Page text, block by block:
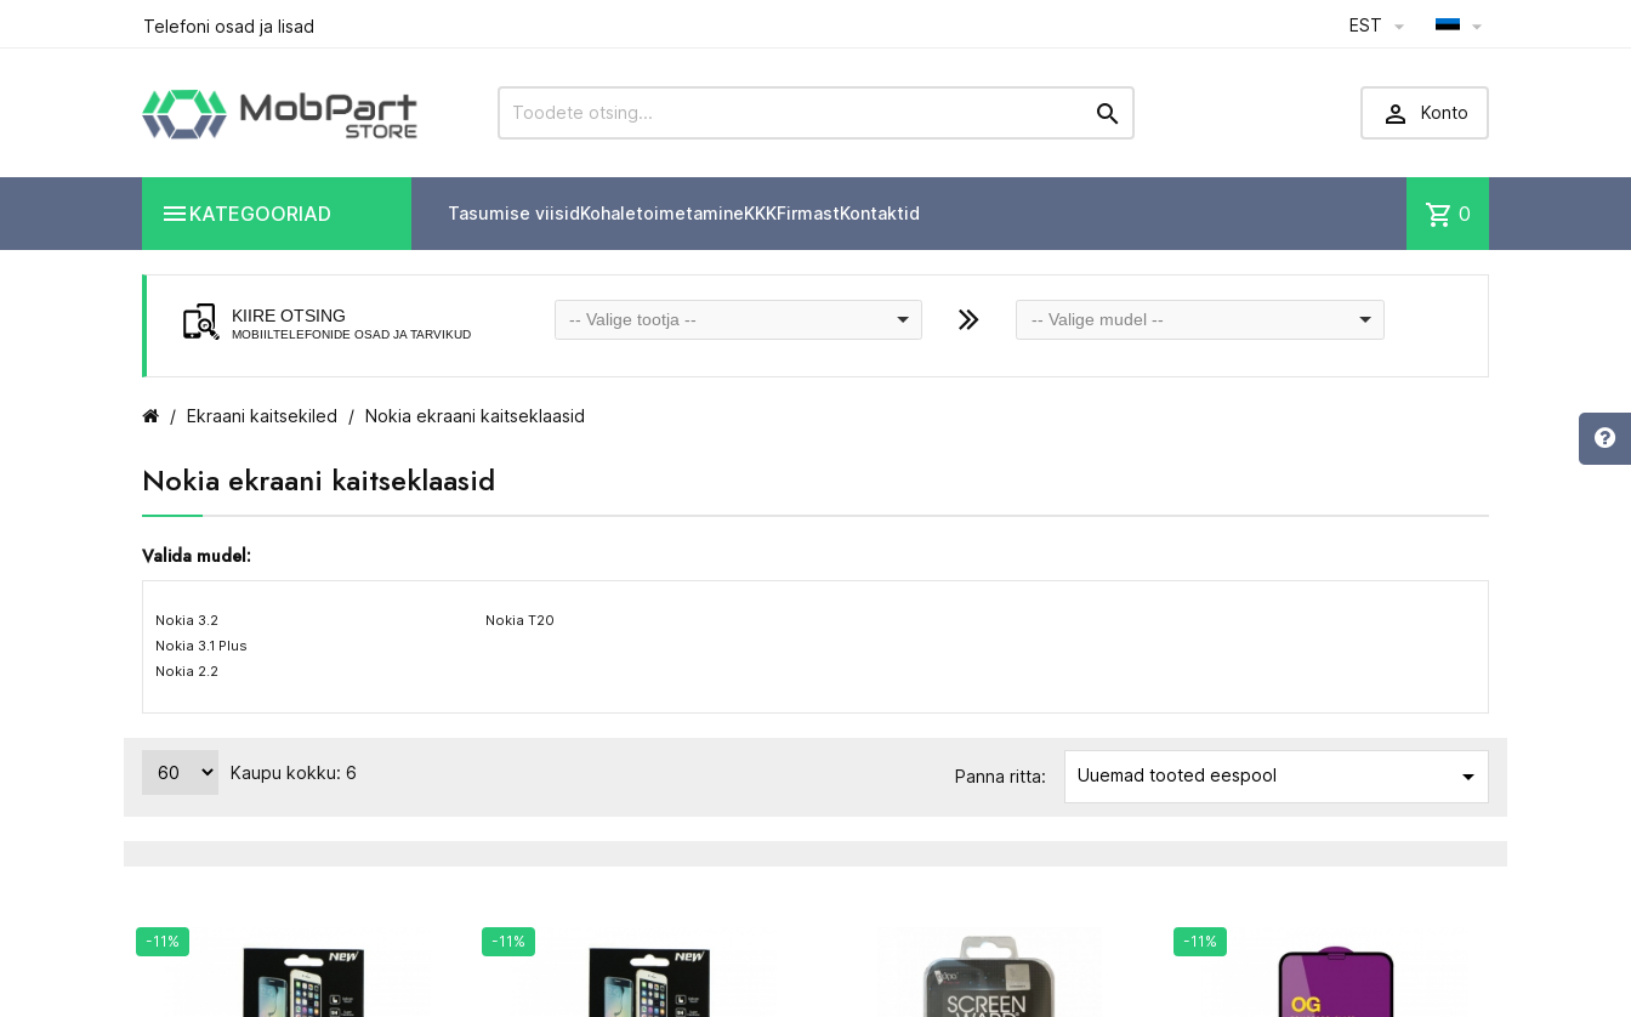
Telefoni osad ja lisad EST  
  Konto
 KATEGOORIAD Tasumise viisidKohaletoimetamineKKKFirmastKontaktid shopping_cart 0
KIIRE OTSING
MOBIILTELEFONIDE OSAD JA TARVIKUD
-- Valige tootja -- -- Valige mudel --
Ekraani kaitsekiled Nokia ekraani kaitseklaasid
Nokia ekraani kaitseklaasid
Valida mudel:
Nokia 3.2
Nokia 3.1 Plus
Nokia 2.2
Nokia T20
Kaupu kokku: 6 Panna ritta: Uuemad tooted eespool 
-11% -11% -11%